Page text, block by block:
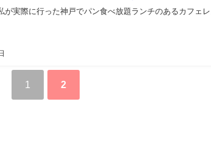
が実際に行った神戸でパン食べ放題ランチのあるカフェ
1 2